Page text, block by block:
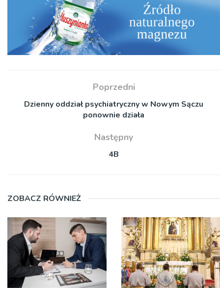
Poprzedni
Dzienny oddział psychiatryczny w Nowym Sączu
ponownie działa
Następny
4B
ZOBACZ RÓWNIEŻ